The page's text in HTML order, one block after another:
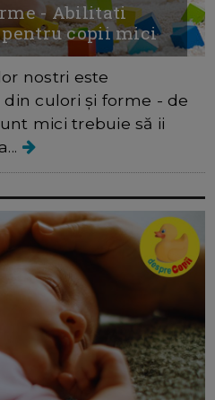
- Abilitati
copii mici
nostri este
culori și forme - de
mici trebuie să ii